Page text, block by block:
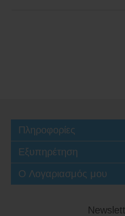
Πληροφορίες
Εξυπηρέτηση
Ο Λογαριασμός μου